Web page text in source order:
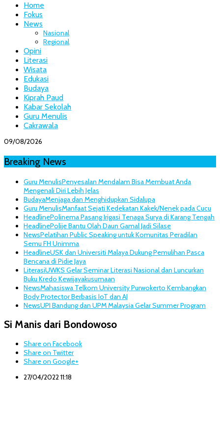
Home
Fokus
News
Nasional
Regional
Opini
Literasi
Wisata
Edukasi
Budaya
Kiprah Paud
Kabar Sekolah
Guru Menulis
Cakrawala
09/08/2026
Breaking News
Guru MenulisPenyesalan Mendalam Bisa Membuat Anda
Mengenali Diri Lebih Jelas
BudayaMenjaga dan Menghidupkan Sidalupa
Guru MenulisManfaat Sejati Kedekatan Kakek/Nenek pada Cucu
HeadlinePolinema Pasang Irigasi Tenaga Surya di Karang Tengah
HeadlinePolije Bantu Olah Daun Gamal Jadi Silase
NewsPelatihan Public Speaking untuk Komunitas Peradilan
Semu FH Unimma
HeadlineUSK dan Universiti Malaya Dukung Pemulihan Pasca
Bencana di Pidie Jaya
LiterasiUWKS Gelar Seminar Literasi Nasional dan Luncurkan
Buku Kredo Kewijayakusumaan
NewsMahasiswa Telkom University Purwokerto Kembangkan
Body Protector Berbasis IoT dan AI
NewsUPI Bandung dan UPM Malaysia Gelar Summer Program
Si Manis dari Bondowoso
Share on Facebook
Share on Twitter
Share on Google+
27/04/2022 11:18